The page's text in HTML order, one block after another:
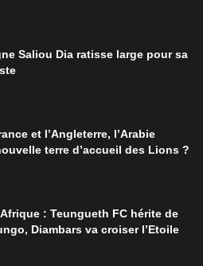
Saliou Dia ratisse large pour sa
et l’Angleterre, l’Arabie
terre d’accueil des Lions ?
: Teungueth FC hérite de
Diambars va croiser l’Etoile